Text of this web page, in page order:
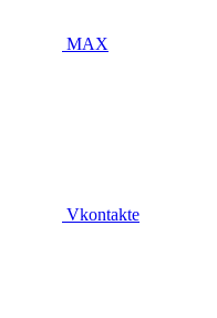
MAX
Vkontakte